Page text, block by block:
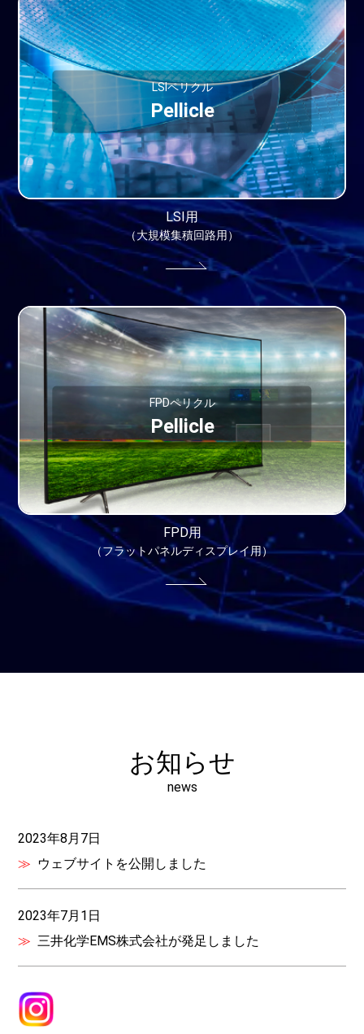
LSIペリクル
Pellicle
LSI用
（大規模集積回路用）
FPDペリクル
Pellicle
FPD用
（フラットパネルディスプレイ用）
お知らせ
news
2023年8月7日
ウェブサイトを公開しました
2023年7月1日
三井化学EMS株式会社が発足しました